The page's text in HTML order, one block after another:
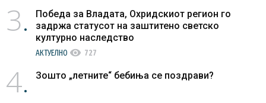
3
Победа за Владата, Охридскиот регион го
задржа статусот на заштитено светско
културно наследство
АКТУЕЛНО visibility 727
4 Зошто „летните“ бебиња се поздрави?